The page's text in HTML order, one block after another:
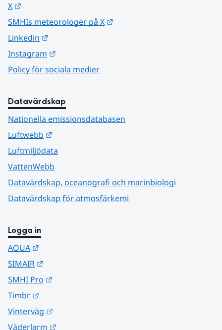
X
SMHIs meteorologer på X
Linkedin
Instagram
Policy för sociala medier
Datavärdskap
Nationella emissionsdatabasen
Luftwebb
Luftmiljödata
VattenWebb
Datavärdskap, oceanografi och marinbiologi
Datavärdskap för atmosfärkemi
Logga in
AQUA
SIMAIR
SMHI Pro
Timbr
Vinterväg
Väderlarm